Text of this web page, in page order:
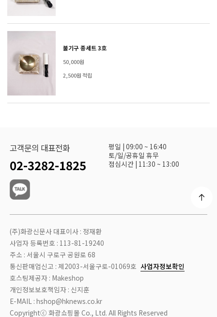
불기구 종세트 3호
50,000원
2,500원 적립
고객문의 대표전화
02-3282-1825
평일 | 09:00 ~ 16:40
토/일/공휴일 휴무
점심시간 | 11:30 ~ 13:00
(주)화광신문사 대표이사 : 정재환
사업자 등록번호 : 113-81-19240
주소 : 서울시 구로구 공원로 68
통신판매업신고 : 제2003-서울구로-01069호 사업자정보확인
호스팅제공자 : Makeshop
개인정보보호책임자 : 신지훈
E-MAIL : hshop@hknews.co.kr
Copyrightⓒ 화광쇼핑몰 Co., Ltd. All Rights Reserved